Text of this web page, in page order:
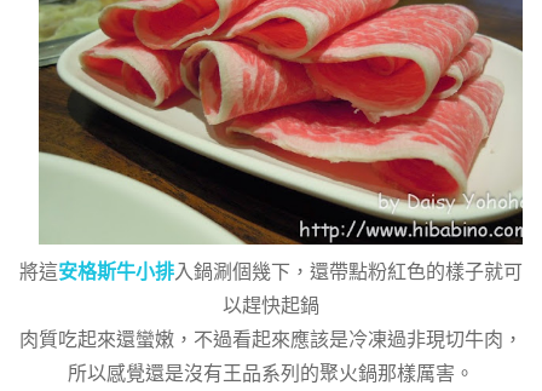
將這安格斯牛小排入鍋涮個幾下，還帶點粉紅色的樣子就可
以趕快起鍋
肉質吃起來還蠻嫩，不過看起來應該是冷凍過非現切牛肉，
所以感覺還是沒有王品系列的聚火鍋那樣厲害。